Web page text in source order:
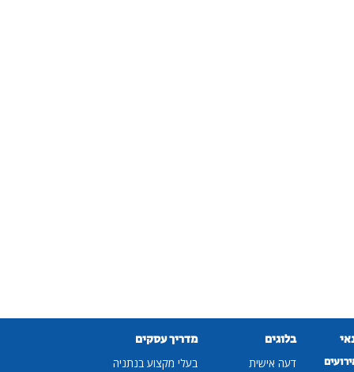
בלוגים
דעה אישית
מדריך עסקים
בעלי מקצוע בנתניה